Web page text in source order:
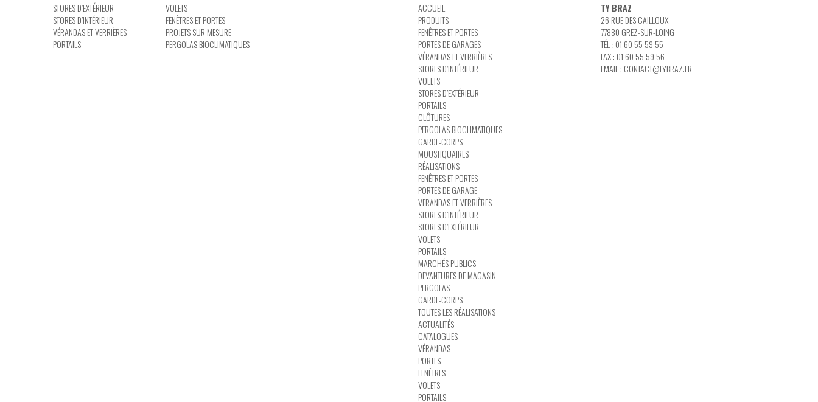
STORES D’EXTÉRIEUR
STORES D’INTÉRIEUR
VÉRANDAS ET VERRIÈRES
PORTAILS
VOLETS
FENÊTRES ET PORTES
PROJETS SUR MESURE
PERGOLAS BIOCLIMATIQUES
ACCUEIL
PRODUITS
FENÊTRES ET PORTES
PORTES DE GARAGES
VÉRANDAS ET VERRIÈRES
STORES D’INTÉRIEUR
VOLETS
STORES D’EXTÉRIEUR
PORTAILS
CLÔTURES
PERGOLAS BIOCLIMATIQUES
GARDE-CORPS
MOUSTIQUAIRES
RÉALISATIONS
FENÊTRES ET PORTES
PORTES DE GARAGE
VERANDAS ET VERRIÈRES
STORES D’INTÉRIEUR
STORES D’EXTÉRIEUR
VOLETS
PORTAILS
MARCHÉS PUBLICS
DEVANTURES DE MAGASIN
PERGOLAS
GARDE-CORPS
TOUTES LES RÉALISATIONS
ACTUALITÉS
CATALOGUES
VÉRANDAS
PORTES
FENÊTRES
VOLETS
PORTAILS
TY BRAZ
26 RUE DES CAILLOUX
77880 GREZ-SUR-LOING
TÉL : 01 60 55 59 55
FAX : 01 60 55 59 56
EMAIL : CONTACT@TYBRAZ.FR